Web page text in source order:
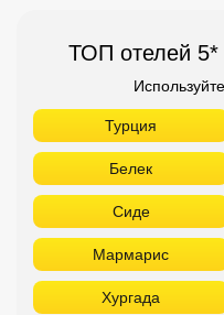
ТОП отелей 5*
Турция
Белек
Сиде
Мармарис
Хургада